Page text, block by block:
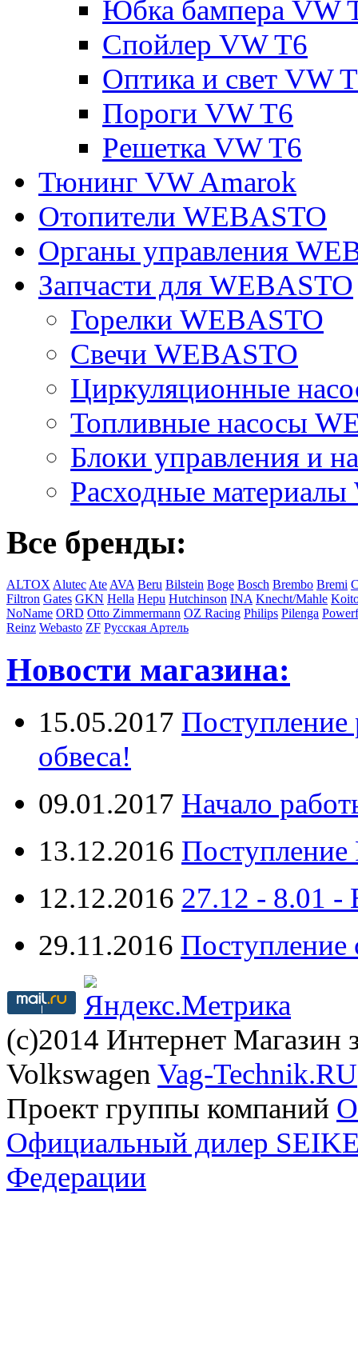
Юбка бампера VW
Спойлер VW T6
Оптика и свет VW
Пороги VW T6
Решетка VW T6
Тюнинг VW Amarok
Отопители WEBASTO
Органы управления
Запчасти для WEBASTO
Горелки WEBASTO
Свечи WEBASTO
Циркуляционные
Топливные насосы
Блоки управления и
Расходные
Все бренды:
ALTOX Alutec Ate AVA Beru Bilstein Boge Bosch Brembo Bremi
Filtron Gates GKN Hella Hepu Hutchinson INA Knecht/Mahle
NoName ORD Otto Zimmermann OZ Racing Philips Pilenga
Reinz Webasto ZF Русская Артель
Новости магазина:
15.05.2017 Поступление
обвеса!
09.01.2017 Начало
13.12.2016 Поступление
12.12.2016 27.12 -
29.11.2016 Поступление
(с)2014 Интернет Магазин
Volkswagen Vag-Technik.RU
Проект группы компаний
Официальный дилер
Федерации